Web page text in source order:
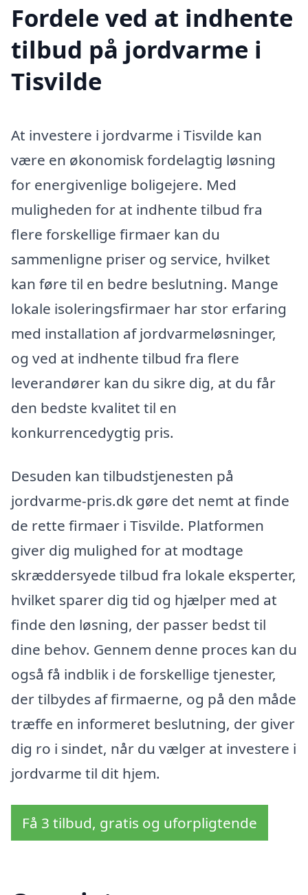
Fordele ved at indhente
tilbud på jordvarme i
Tisvilde
At investere i jordvarme i Tisvilde kan
være en økonomisk fordelagtig løsning
for energivenlige boligejere. Med
muligheden for at indhente tilbud fra
flere forskellige firmaer kan du
sammenligne priser og service, hvilket
kan føre til en bedre beslutning. Mange
lokale isoleringsfirmaer har stor erfaring
med installation af jordvarmeløsninger,
og ved at indhente tilbud fra flere
leverandører kan du sikre dig, at du får
den bedste kvalitet til en
konkurrencedygtig pris.
Desuden kan tilbudstjenesten på
jordvarme-pris.dk gøre det nemt at finde
de rette firmaer i Tisvilde. Platformen
giver dig mulighed for at modtage
skræddersyede tilbud fra lokale eksperter,
hvilket sparer dig tid og hjælper med at
finde den løsning, der passer bedst til
dine behov. Gennem denne proces kan du
også få indblik i de forskellige tjenester,
der tilbydes af firmaerne, og på den måde
træffe en informeret beslutning, der giver
dig ro i sindet, når du vælger at investere i
jordvarme til dit hjem.
Få 3 tilbud, gratis og uforpligtende